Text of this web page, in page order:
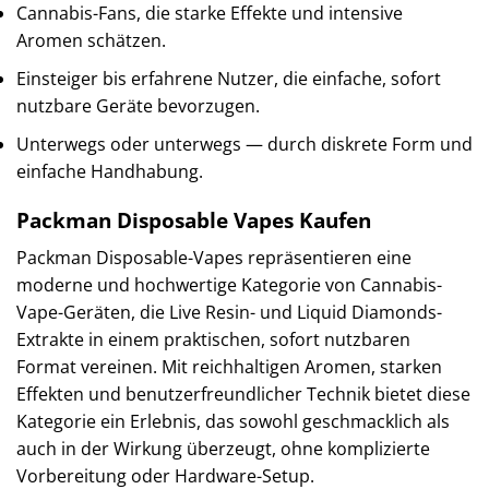
Cannabis-Fans, die starke Effekte und intensive
Aromen schätzen.
Einsteiger bis erfahrene Nutzer, die einfache, sofort
nutzbare Geräte bevorzugen.
Unterwegs oder unterwegs — durch diskrete Form und
einfache Handhabung.
Packman Disposable Vapes Kaufen
Packman Disposable-Vapes repräsentieren eine
moderne und hochwertige Kategorie von Cannabis-
Vape-Geräten, die Live Resin- und Liquid Diamonds-
Extrakte in einem praktischen, sofort nutzbaren
Format vereinen. Mit reichhaltigen Aromen, starken
Effekten und benutzerfreundlicher Technik bietet diese
Kategorie ein Erlebnis, das sowohl geschmacklich als
auch in der Wirkung überzeugt, ohne komplizierte
Vorbereitung oder Hardware-Setup.